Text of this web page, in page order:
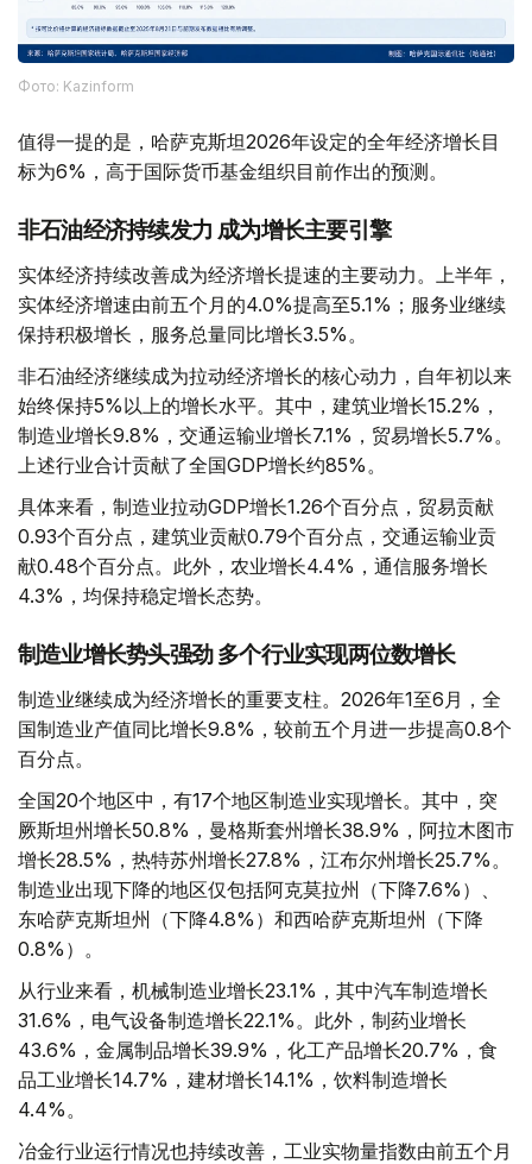
Фото: Kazinform
值得一提的是，哈萨克斯坦2026年设定的全年经济增长目
标为6%，高于国际货币基金组织目前作出的预测。
非石油经济持续发力 成为增长主要引擎
实体经济持续改善成为经济增长提速的主要动力。上半年，
实体经济增速由前五个月的4.0%提高至5.1%；服务业继续
保持积极增长，服务总量同比增长3.5%。
非石油经济继续成为拉动经济增长的核心动力，自年初以来
始终保持5%以上的增长水平。其中，建筑业增长15.2%，
制造业增长9.8%，交通运输业增长7.1%，贸易增长5.7%。
上述行业合计贡献了全国GDP增长约85%。
具体来看，制造业拉动GDP增长1.26个百分点，贸易贡献
0.93个百分点，建筑业贡献0.79个百分点，交通运输业贡
献0.48个百分点。此外，农业增长4.4%，通信服务增长
4.3%，均保持稳定增长态势。
制造业增长势头强劲 多个行业实现两位数增长
制造业继续成为经济增长的重要支柱。2026年1至6月，全
国制造业产值同比增长9.8%，较前五个月进一步提高0.8个
百分点。
全国20个地区中，有17个地区制造业实现增长。其中，突
厥斯坦州增长50.8%，曼格斯套州增长38.9%，阿拉木图市
增长28.5%，热特苏州增长27.8%，江布尔州增长25.7%。
制造业出现下降的地区仅包括阿克莫拉州（下降7.6%）、
东哈萨克斯坦州（下降4.8%）和西哈萨克斯坦州（下降
0.8%）。
从行业来看，机械制造业增长23.1%，其中汽车制造增长
31.6%，电气设备制造增长22.1%。此外，制药业增长
43.6%，金属制品增长39.9%，化工产品增长20.7%，食
品工业增长14.7%，建材增长14.1%，饮料制造增长
4.4%。
冶金行业运行情况也持续改善，工业实物量指数由前五个月